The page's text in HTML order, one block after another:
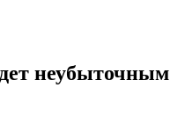
неубыточным